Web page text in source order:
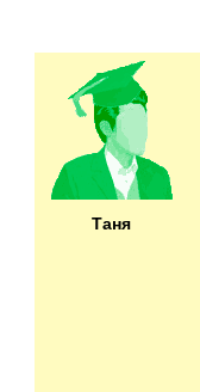
Таня